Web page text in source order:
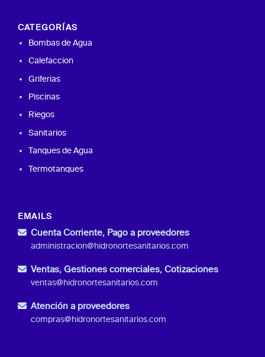
CATEGORÍAS
Bombas de Agua
Calefaccion
Griferias
Piscinas
Riegos
Sanitarios
Tanques de Agua
Termotanques
EMAILS
Cuenta Corriente, Pago a proveedores
administracion@hidronortesanitarios.com
Ventas, Gestiones comerciales, Cotizaciones
ventas@hidronortesanitarios.com
Atención a proveedores
compras@hidronortesanitarios.com